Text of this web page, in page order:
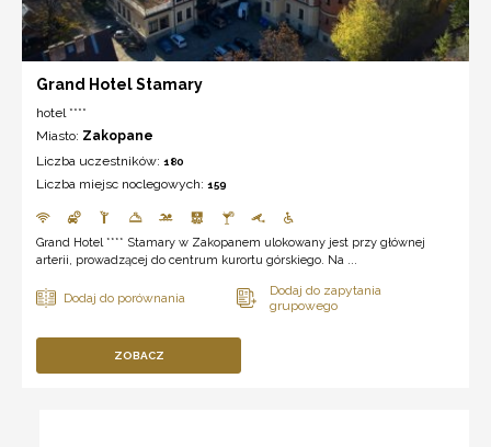
Grand Hotel Stamary
hotel ****
Miasto: Zakopane
Liczba uczestników: 180
Liczba miejsc noclegowych: 159
Grand Hotel **** Stamary w Zakopanem ulokowany jest przy głównej
arterii, prowadzącej do centrum kurortu górskiego. Na ...
ZOBACZ